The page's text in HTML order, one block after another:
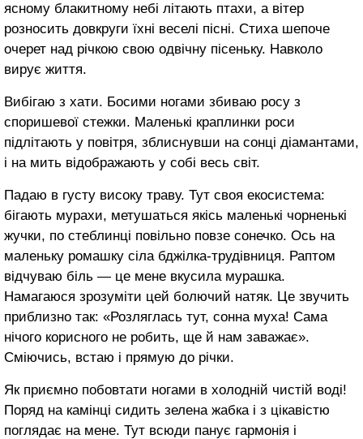
ясному блакитному небі літають птахи, а вітер
розносить довкруги їхні веселі пісні. Стиха шепоче
очерет над річкою свою одвічну пісеньку. Навколо
вирує життя.
Вибігаю з хати. Босими ногами збиваю росу з
споришевої стежки. Маленькі краплинки роси
підлітають у повітря, зблиснувши на сонці діамантами,
і на мить відображають у собі весь світ.
Падаю в густу високу траву. Тут своя екосистема:
бігають мурахи, метушаться якісь маленькі чорненькі
жучки, по стеблинці повільно повзе сонечко. Ось на
маленьку ромашку сіла бджілка-трудівниця. Раптом
відчуваю біль — це мене вкусила мурашка.
Намагаюся зрозуміти цей болючий натяк. Це звучить
приблизно так: «Розляглась тут, сонна муха! Сама
нічого корисного не робить, ще й нам заважає».
Сміючись, встаю і прямую до річки.
Як приємно побовтати ногами в холодній чистій воді!
Поряд на камінці сидить зелена жабка і з цікавістю
поглядає на мене. Тут всюди панує гармонія і